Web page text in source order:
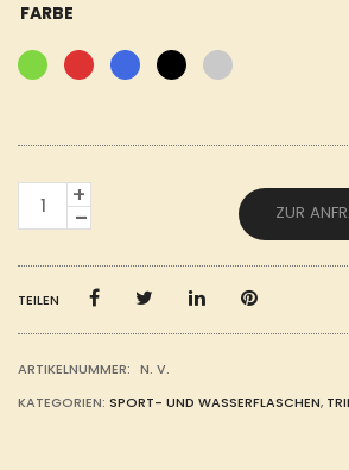
FARBE
ALUMINIUM
ZUR
TEILEN
ARTIKELNUMMER: N. V.
KATEGORIEN: SPORT- UND WASSERFLASCHEN,